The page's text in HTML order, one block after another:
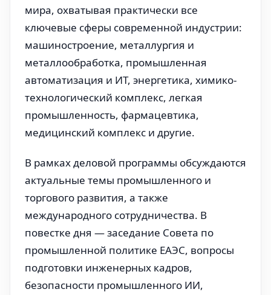
мира, охватывая практически все
ключевые сферы современной индустрии:
машиностроение, металлургия и
металлообработка, промышленная
автоматизация и ИТ, энергетика, химико-
технологический комплекс, легкая
промышленность, фармацевтика,
медицинский комплекс и другие.
В рамках деловой программы обсуждаются
актуальные темы промышленного и
торгового развития, а также
международного сотрудничества. В
повестке дня — заседание Совета по
промышленной политике ЕАЭС, вопросы
подготовки инженерных кадров,
безопасности промышленного ИИ,